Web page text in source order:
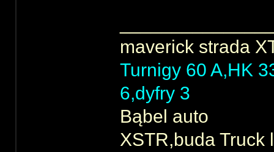
maverick strada
Turnigy 60 A,HK
6,dyfry 3
Bąbel auto
XSTR,buda Truck